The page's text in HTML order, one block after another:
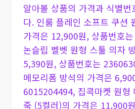
알아볼 상품의 가격과 식별번
다. 인룸 플레인 소프트 쿠션
가격은 12,900원, 상품번호
논슬립 벨벳 원형 스툴 의자
5,390원, 상품번호는
메모리폼 방석의 가격은
6015204494, 집콕마켓 원형
죽 (5컬러)의 가격은 11,900